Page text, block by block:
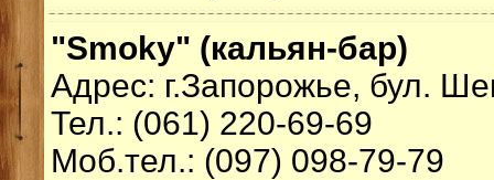
"Smoky" (кальян-бар)
Адрес: г.Запорожье, бул.
Тел.: (061) 220-69-69
Моб.тел.: (097) 098-79-79